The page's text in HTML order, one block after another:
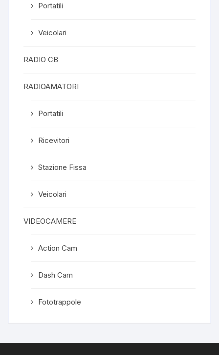
Portatili
Veicolari
RADIO CB
RADIOAMATORI
Portatili
Ricevitori
Stazione Fissa
Veicolari
VIDEOCAMERE
Action Cam
Dash Cam
Fototrappole